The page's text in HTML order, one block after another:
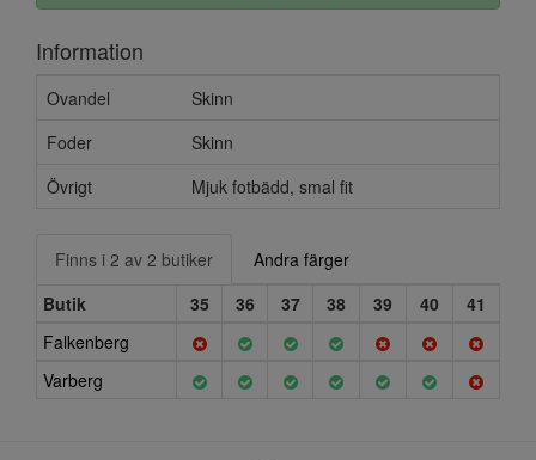
Information
Ovandel
Skinn
Foder
Skinn
Övrigt
Mjuk fotbädd, smal fit
Finns i 2 av 2 butiker
Andra färger
Butik
35 36 37 38 39 40
41
Falkenberg
Varberg